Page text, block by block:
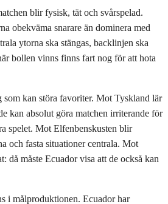
blir fysisk, tät och svårspelad.
obekväma snarare än dominera med
ytorna ska stängas, backlinjen ska
bollen vinns finns fart nog för att hota
kan störa favoriter. Mot Tyskland lär
kan absolut göra matchen irriterande för
spelet. Mot Elfenbenskusten blir
och fasta situationer centrala. Mot
då måste Ecuador visa att de också kan
i målproduktionen. Ecuador har